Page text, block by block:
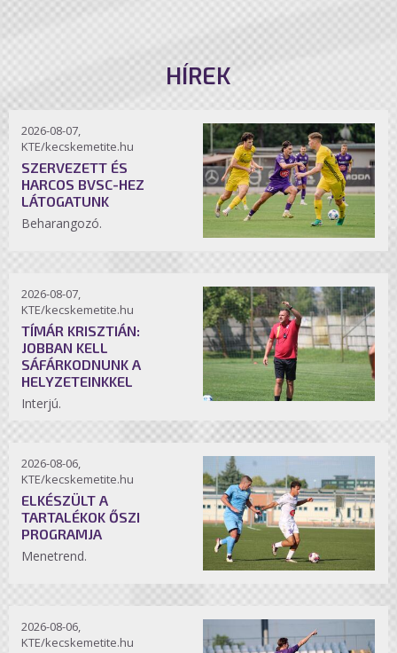
HÍREK
2026-08-07,
KTE/kecskemetite.hu
SZERVEZETT ÉS
HARCOS BVSC-HEZ
LÁTOGATUNK
Beharangozó.
2026-08-07,
KTE/kecskemetite.hu
TÍMÁR KRISZTIÁN:
JOBBAN KELL
SÁFÁRKODNUNK A
HELYZETEINKKEL
Interjú.
2026-08-06,
KTE/kecskemetite.hu
ELKÉSZÜLT A
TARTALÉKOK ŐSZI
PROGRAMJA
Menetrend.
2026-08-06,
KTE/kecskemetite.hu